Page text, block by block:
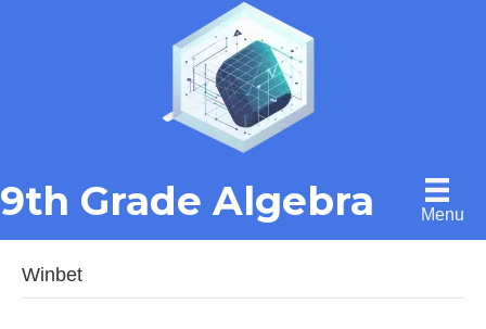
9th Grade Algebra Menu
Winbet